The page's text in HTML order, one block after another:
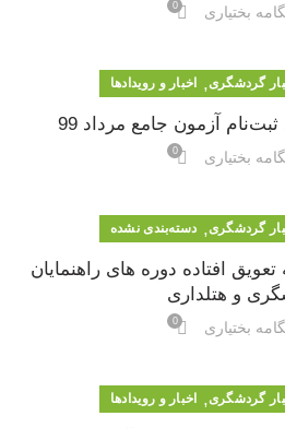
بختیاری 0
گردشگری, اخبار و رویدادها
آزمون جامع مرداد 99
بختیاری 0
گردشگری, دسته‌بندی نشده
افتاده دوره های راهنمایان
و هتلداری
بختیاری 0
گردشگری, اخبار و رویدادها